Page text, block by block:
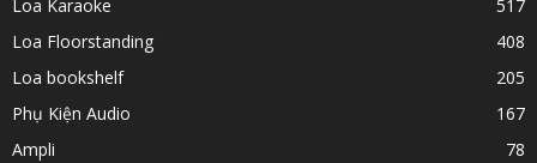
Loa Karaoke
517
Loa Floorstanding
408
Loa bookshelf
205
Phụ Kiện Audio
167
Ampli
78